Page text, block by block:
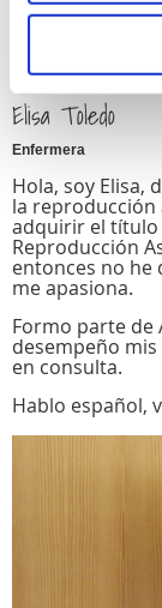
Elisa Toledo
Enfermera
Hola, soy Elisa,
la reproducción
adquirir el título
Reproducción
entonces no he
me apasiona.
Formo parte de
desempeño
en consulta.
Hablo español,